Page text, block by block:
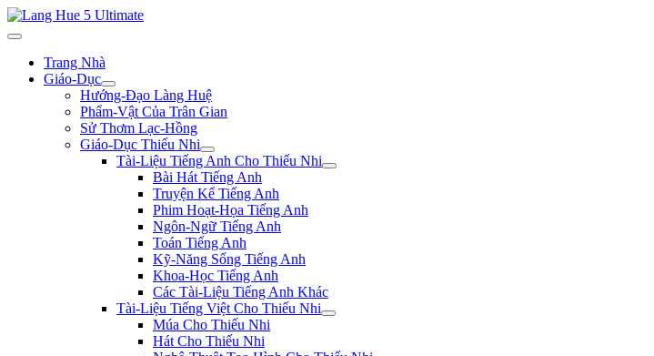
Trang Nhà
Giáo-Dục
Hướng-Đạo Làng Huệ
Phẩm-Vật Của Trân Gian
Sử Thơm Lạc-Hồng
Giáo-Dục Thiếu Nhi
Tài-Liệu Tiếng Anh Cho Thiếu Nhi
Bài Hát Tiếng Anh
Truyện Kể Tiếng Anh
Phim Hoạt-Họa Tiếng Anh
Ngôn-Ngữ Tiếng Anh
Toán Tiếng Anh
Kỹ-Năng Sống Tiếng Anh
Khoa-Học Tiếng Anh
Các Tài-Liệu Tiếng Anh Khác
Tài-Liệu Tiếng Việt Cho Thiếu Nhi
Múa Cho Thiếu Nhi
Hát Cho Thiếu Nhi